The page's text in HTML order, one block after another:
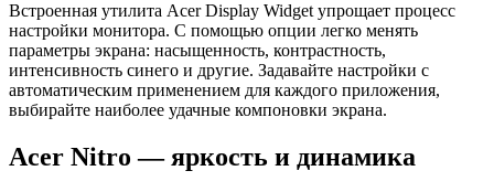
Встроенная утилита Acer Display Widget упрощает процесс
настройки монитора. С помощью опции легко менять
параметры экрана: насыщенность, контрастность,
интенсивность синего и другие. Задавайте настройки с
автоматическим применением для каждого приложения,
выбирайте наиболее удачные компоновки экрана.
Acer Nitro — яркость и динамика